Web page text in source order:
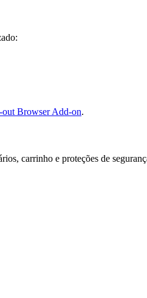
Browser Add-on.
carrinho e proteções de